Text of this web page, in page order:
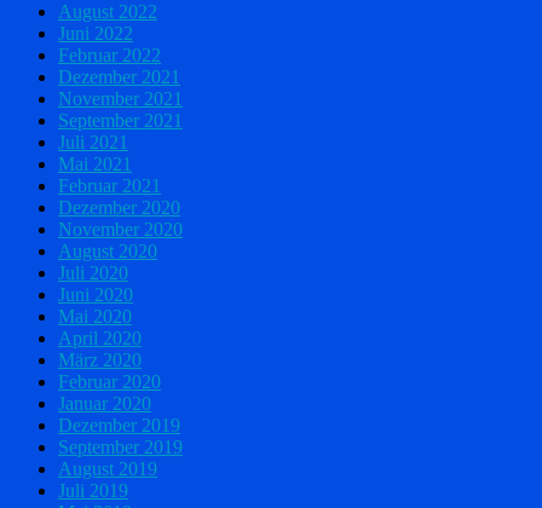
August 2022
Juni 2022
Februar 2022
Dezember 2021
November 2021
September 2021
Juli 2021
Mai 2021
Februar 2021
Dezember 2020
November 2020
August 2020
Juli 2020
Juni 2020
Mai 2020
April 2020
März 2020
Februar 2020
Januar 2020
Dezember 2019
September 2019
August 2019
Juli 2019